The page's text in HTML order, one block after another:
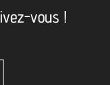
vous !